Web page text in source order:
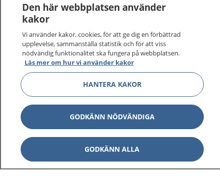
1177 på flera språk
Om 1177 Visa
Kontakt Visa
Behandling av personuppgifter
Hantering av kakor
Den här webbplatsen använder
kakor
Vi använder kakor, cookies, för att ge dig en förbättrad
upplevelse, sammanställa statistik och för att viss
nödvändig funktionalitet ska fungera på webbplatsen.
Läs mer om hur vi använder kakor
HANTERA KAKOR
GODKÄNN NÖDVÄNDIGA
GODKÄNN ALLA